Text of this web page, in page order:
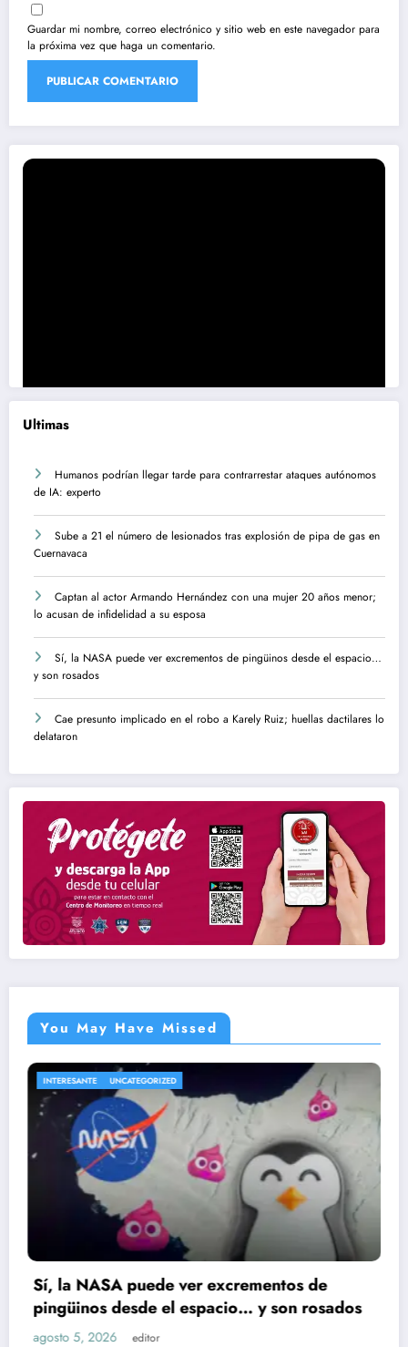
Guardar mi nombre, correo electrónico y sitio web en este navegador para
la próxima vez que haga un comentario.
Ultimas
Humanos podrían llegar tarde para contrarrestar ataques autónomos
de IA: experto
Sube a 21 el número de lesionados tras explosión de pipa de gas en
Cuernavaca
Captan al actor Armando Hernández con una mujer 20 años menor;
lo acusan de infidelidad a su esposa
Sí, la NASA puede ver excrementos de pingüinos desde el espacio…
y son rosados
Cae presunto implicado en el robo a Karely Ruiz; huellas dactilares lo
delataron
You May Have Missed
ver excrementos de
espacio… y son rosados
ENTRETENIMIENTO
Cae presunto
Ruiz; huellas